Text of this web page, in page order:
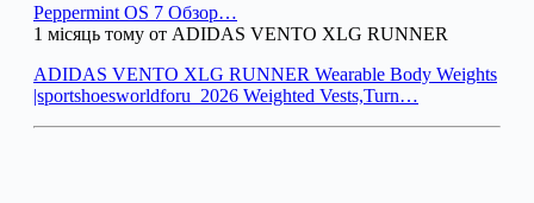
Peppermint OS 7 Обзор…
1 місяць тому от ADIDAS VENTO XLG RUNNER
ADIDAS VENTO XLG RUNNER Wearable Body Weights
|sportshoesworldforu_2026 Weighted Vests,Turn…